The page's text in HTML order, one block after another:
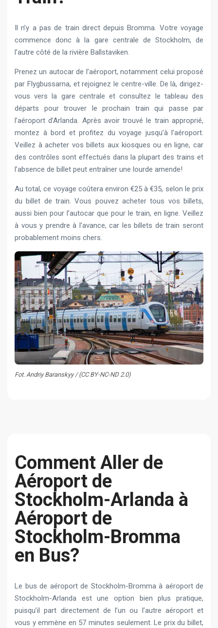
Il n’y a pas de train direct depuis Bromma. Votre voyage
commence donc à la gare centrale de Stockholm, de
l’autre côté de la rivière Ballstaviken.
Prenez un autocar de l’aéroport, notamment celui proposé
par Flygbussarna, et rejoignez le centre-ville. De là, dirigez-
vous vers la gare centrale et consultez le tableau des
départs pour trouver le prochain train qui passe par
l’aéroport d’Arlanda. Après avoir trouvé le train approprié,
montez à bord et profitez du voyage jusqu’à l’aéroport.
Veillez à acheter vos billets aux kiosques ou en ligne, car
des contrôles sont effectués dans la plupart des trains et
l’absence de billet peut entraîner une lourde amende!
Au total, ce voyage coûtera environ €25 à €35, selon le prix
du billet de train. Vous pouvez acheter tous vos billets,
aussi bien pour l’autocar que pour le train, en ligne. Veillez
à vous y prendre à l’avance, car les billets de train seront
probablement moins chers.
Fot. Andriy Baranskyy / (CC BY-NC-ND 2.0)
Сomment Aller de
Aéroport de
Stockholm-Arlanda à
Aéroport de
Stockholm-Bromma
en Bus?
Le bus de aéroport de Stockholm-Bromma à aéroport de
Stockholm-Arlanda est une option bien plus pratique,
puisqu’il part directement de l’un ou l’autre aéroport et
vous y emmène en 57 minutes seulement. Le prix du billet,